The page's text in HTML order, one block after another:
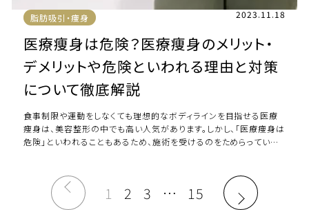
脂肪吸引・痩身 2023.11.18
医療痩身は危険？医療痩身のメリット・
デメリットや危険といわれる理由と対策
について徹底解説
食事制限や運動をしなくても理想的なボディラインを目指せる医療
痩身は、美容整形の中でも高い人気があります。しかし、「医療痩身は
危険」といわれることもあるため、施術を受けるのをためらっている
1 2 3 … 15